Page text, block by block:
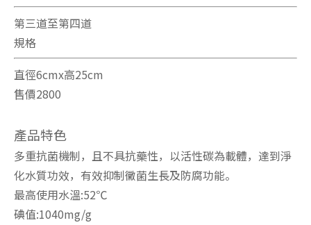
第三道至第四道
規格
直徑6cmx高25cm
售價2800
產品特色
多重抗菌機制，且不具抗藥性，以活性碳為載體，達到淨
化水質功效，有效抑制黴菌生長及防腐功能。
最高使用水溫:52℃
碘值:1040mg/g